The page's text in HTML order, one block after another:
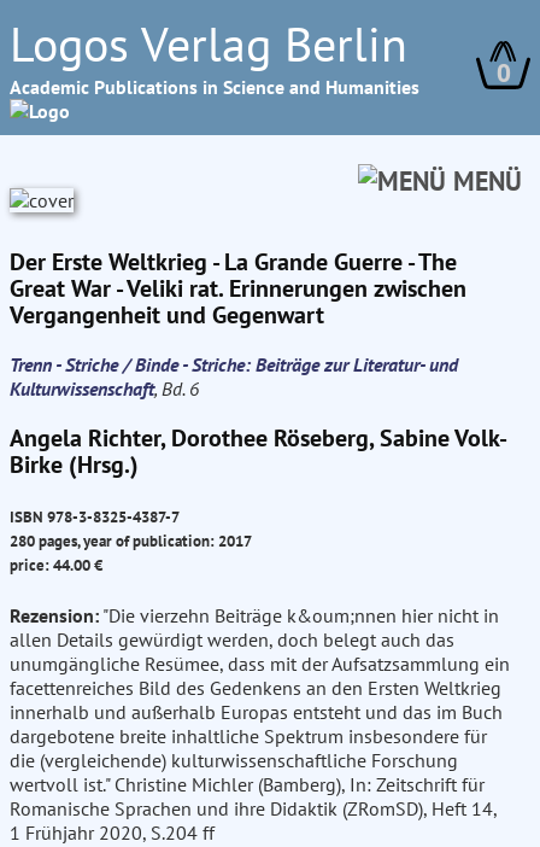
Logos Verlag Berlin
Academic Publications in Science and Humanities 0
MENÜ
Der Erste Weltkrieg - La Grande Guerre - The
Great War - Veliki rat. Erinnerungen zwischen
Vergangenheit und Gegenwart
Trenn - Striche / Binde - Striche: Beiträge zur Literatur- und
Kulturwissenschaft, Bd. 6
Angela Richter, Dorothee Röseberg, Sabine Volk-
Birke (Hrsg.)
ISBN 978-3-8325-4387-7
280 pages, year of publication: 2017
price: 44.00 €
Rezension: "Die vierzehn Beiträge k&oum;nnen hier nicht in
allen Details gewürdigt werden, doch belegt auch das
unumgängliche Resümee, dass mit der Aufsatzsammlung ein
facettenreiches Bild des Gedenkens an den Ersten Weltkrieg
innerhalb und außerhalb Europas entsteht und das im Buch
dargebotene breite inhaltliche Spektrum insbesondere für
die (vergleichende) kulturwissenschaftliche Forschung
wertvoll ist." Christine Michler (Bamberg), In: Zeitschrift für
Romanische Sprachen und ihre Didaktik (ZRomSD), Heft 14,
1 Frühjahr 2020, S.204 ff